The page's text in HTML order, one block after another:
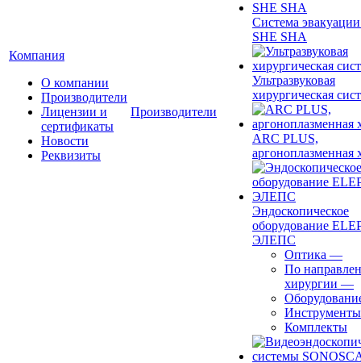
Компания
О компании
Производители
Лицензии и
сертификаты
Новости
Реквизиты
Производители
Система
SHE SHA
Ультразвуковая
хирургическая
ARC PLUS,
аргоноплазменная
Эндоскопическое
оборудование
ЭЛЕПС
Оптика —
По
хирургии —
Инструменты
Комплекты